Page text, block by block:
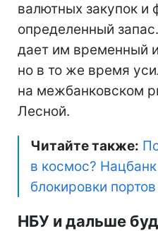
валютных закупок и
определенный
дает им временный
но в то же время
на межбанковском
Лесной.
Читайте также:
в космос?
блокировки портов
НБУ и дальше